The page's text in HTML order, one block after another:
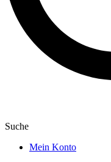
Suche
Mein Konto